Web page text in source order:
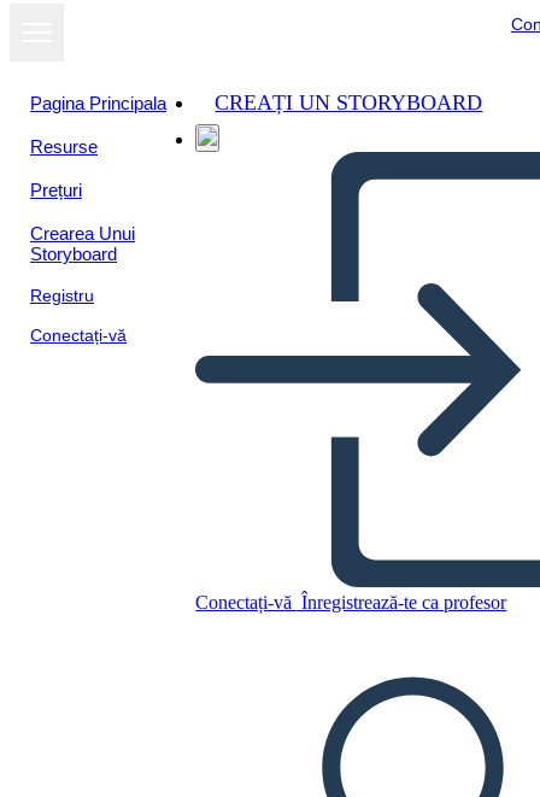
Pagina Principala
Resurse
Prețuri
Crearea Unui
Storyboard
Registru
Conectați-vă
CREAȚI UN STORYBOARD
Conectați-vă Înregistrează-te ca profesor
Copiați acest Storyboard
REDAȚI PREZENTAREA DE DIAPOZITIVE
CITESTE-MI
Vizualizați ca
prezentare de